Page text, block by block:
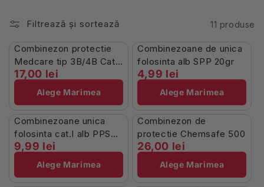
Filtrează și sortează 11 produse
Combinezon protectie
Medcare tip 3B/4B Cat.
III alb
17,00 lei
Alege Marimea
Combinezoane de unica
folosinta alb SPP 20gr
4,99 lei
Alege Marimea
Combinezoane unica
folosinta cat.I alb PPSB
netesut 30gr
9,99 lei
Alege Marimea
Combinezon de
protectie Chemsafe 500
26,00 lei
Alege Marimea